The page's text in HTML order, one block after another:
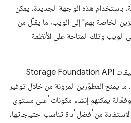
باستخدام هذه الواجهة الجديدة، يمكن
الخاصة بهم" إلى الويب، ما يقلّل من
الويب وتلك المتاحة على الأنظمة
تم تصميم واجهة برمجة التطبيقات Storage Foundation API
يمنح المطوّرين المرونة من خلال توفير
يمكنهم إنشاء مكونات أعلى مستوى
من أفضل أداة تناسب احتياجاتها،